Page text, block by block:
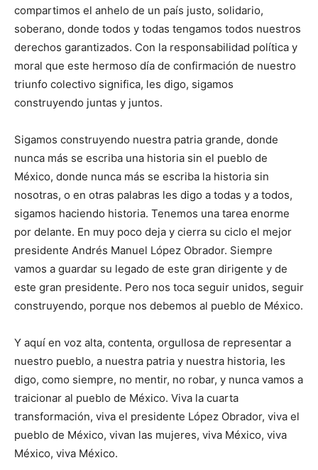
compartimos el anhelo de un país justo, solidario,
soberano, donde todos y todas tengamos todos nuestros
derechos garantizados. Con la responsabilidad política y
moral que este hermoso día de confirmación de nuestro
triunfo colectivo significa, les digo, sigamos
construyendo juntas y juntos.
Sigamos construyendo nuestra patria grande, donde
nunca más se escriba una historia sin el pueblo de
México, donde nunca más se escriba la historia sin
nosotras, o en otras palabras les digo a todas y a todos,
sigamos haciendo historia. Tenemos una tarea enorme
por delante. En muy poco deja y cierra su ciclo el mejor
presidente Andrés Manuel López Obrador. Siempre
vamos a guardar su legado de este gran dirigente y de
este gran presidente. Pero nos toca seguir unidos, seguir
construyendo, porque nos debemos al pueblo de México.
Y aquí en voz alta, contenta, orgullosa de representar a
nuestro pueblo, a nuestra patria y nuestra historia, les
digo, como siempre, no mentir, no robar, y nunca vamos a
traicionar al pueblo de México. Viva la cuarta
transformación, viva el presidente López Obrador, viva el
pueblo de México, vivan las mujeres, viva México, viva
México, viva México.